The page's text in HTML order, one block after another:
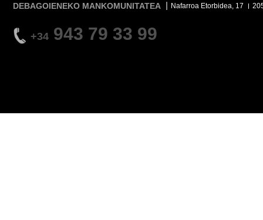
DEBAGOIENEKO MANKOMUNITATEA Nafarroa Etorbidea, 17
+34 943 79 33 99